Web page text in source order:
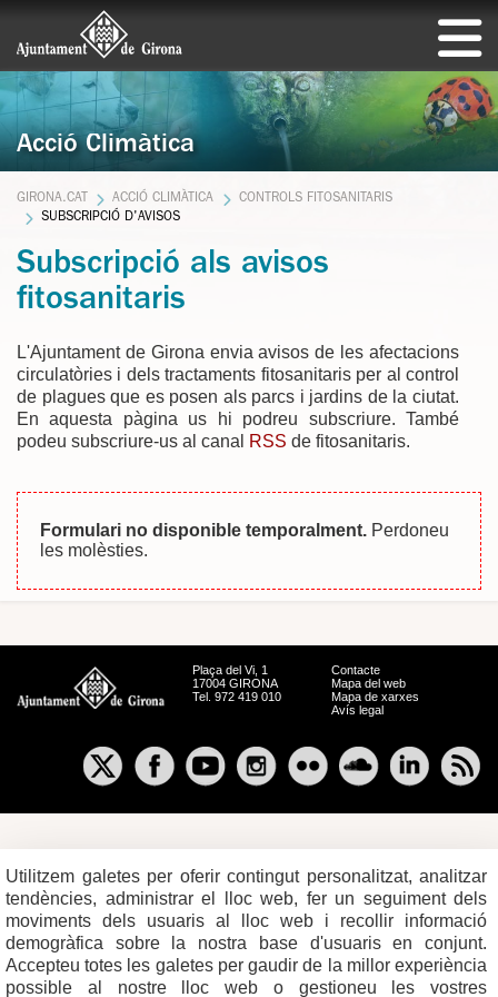
Acció Climàtica
GIRONA.CAT ACCIÓ CLIMÀTICA
CONTROLS FITOSANITARIS
SUBSCRIPCIÓ D'AVISOS
Subscripció als avisos
fitosanitaris
L'Ajuntament de Girona envia avisos de les afectacions
circulatòries i dels tractaments fitosanitaris per al control
de plagues que es posen als parcs i jardins de la ciutat.
En aquesta pàgina us hi podreu subscriure. També
podeu subscriure-us al canal
RSS de fitosanitaris.
Formulari no disponible temporalment. Perdoneu
les molèsties.
Plaça del Vi, 1
17004 GIRONA
Tel. 972 419 010
Contacte
Mapa del web
Mapa de xarxes
Avís legal
Utilitzem galetes per oferir contingut personalitzat, analitzar
tendències, administrar el lloc web, fer un seguiment dels
moviments dels usuaris al lloc web i recollir informació
demogràfica sobre la nostra base d'usuaris en conjunt.
Accepteu totes les galetes per gaudir de la millor experiència
possible al nostre lloc web o gestioneu les vostres